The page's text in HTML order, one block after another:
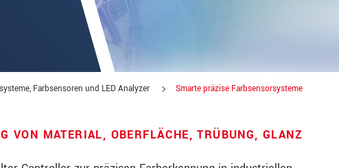
Farbsensoren und LED Analyzer Smarte präzise Farbsensorsysteme
VON MATERIAL, OBERFLÄCHE, TRÜBUNG, GLANZ